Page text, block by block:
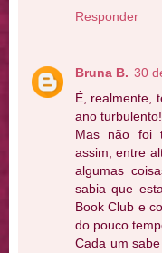
Responder
Bruna B. 30
É, realmente,
ano
Mas não foi
assim, entre
algumas
sabia que
Book Club e
do pouco
Cada um